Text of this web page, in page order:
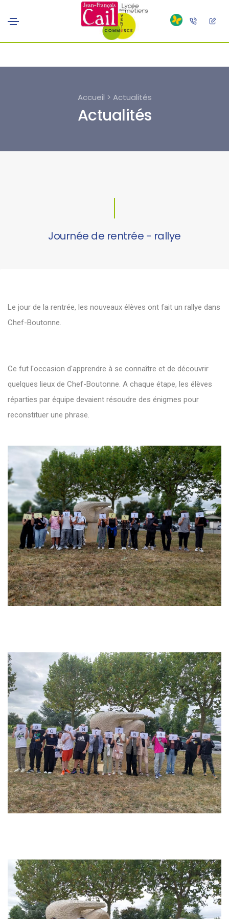
Accueil > Actualités
Actualités
Journée de rentrée - rallye
Le jour de la rentrée, les nouveaux élèves ont fait un rallye dans
Chef-Boutonne.
Ce fut l'occasion d'apprendre à se connaître et de découvrir
quelques lieux de Chef-Boutonne. A chaque étape, les élèves
réparties par équipe devaient résoudre des énigmes pour
reconstituer une phrase.